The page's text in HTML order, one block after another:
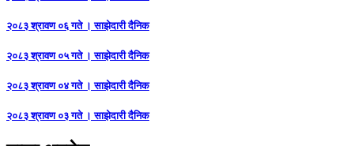
२०८३ श्रावण ०६ गते । साझेदारी दैनिक
२०८३ श्रावण ०५ गते । साझेदारी दैनिक
२०८३ श्रावण ०४ गते । साझेदारी दैनिक
२०८३ श्रावण ०३ गते । साझेदारी दैनिक